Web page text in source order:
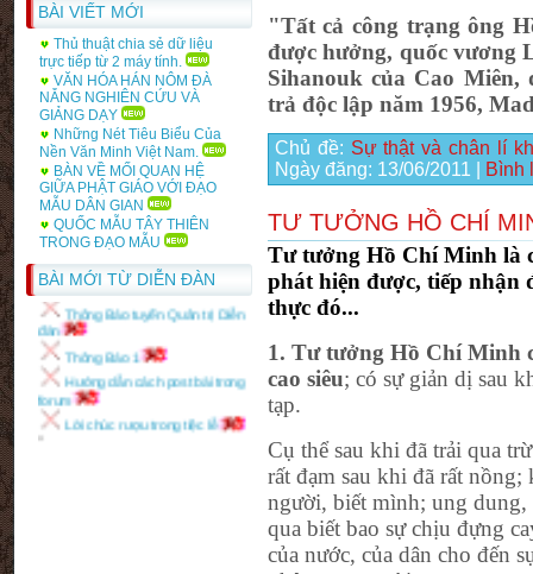
BÀI VIẾT MỚI
Thủ thuật chia sẻ dữ liệu
trực tiếp từ 2 máy tính.
VĂN HÓA HÁN NÔM ĐÀ
NẴNG NGHIÊN CỨU VÀ
GIẢNG DẠY
Những Nét Tiêu Biểu Của
Nền Văn Minh Việt Nam.
BÀN VỀ MỐI QUAN HỆ
GIỮA PHẬT GIÁO VỚI ĐẠO
MẪU DÂN GIAN
QUỐC MẪU TÂY THIÊN
TRONG ĐẠO MẪU
BÀI MỚI TỪ DIỄN ĐÀN
Những Mẫu chuyện cười hay 2
Tặng các bạn Nữ nhân ngày 20
tháng 10
Thông Báo tuyển Quản trị Diễn
đàn
Thông Báo 1
Hướng dẫn cách post bài trong
forum
Lời chúc rượu trong tiệc lễ
"
"Tất cả công trạng ông
được hưởng, quốc vương
Sihanouk của Cao Miên,
trả độc lập năm 1956,
Chủ đề: Sự thật và chân lí
Ngày đăng: 13/06/2011 Bình
TƯ TƯỞNG HỒ CHÍ
Tư tưởng Hồ Chí Minh là
phát hiện được, tiếp nhận
thực đó...
1. Tư tưởng Hồ Chí Minh
cao siêu; có sự giản dị sau
tạp.
Cụ thể sau khi đã trải qua
rất đạm sau khi đã rất
người, biết mình; ung dung,
qua biết bao sự chịu đựng
của nước, của dân cho đến